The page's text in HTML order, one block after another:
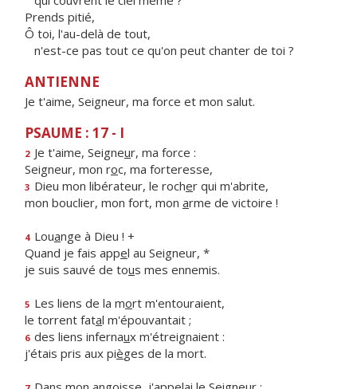
Prends pitié,
Ô toi, l'au-delà de tout,
n'est-ce pas tout ce qu'on peut chanter de toi ?
ANTIENNE
Je t'aime, Seigneur, ma force et mon salut.
PSAUME : 17 - I
2 Je t'aime, Seigneur, ma force :
Seigneur, mon roc, ma forteresse,
3 Dieu mon libérateur, le rocher qui m'abrite,
mon bouclier, mon fort, mon arme de victoire !
4 Louange à Dieu ! +
Quand je fais appel au Seigneur, *
je suis sauvé de tous mes ennemis.
5 Les liens de la mort m'entouraient,
le torrent fatal m'épouvantait ;
6 des liens infernaux m'étreignaient :
j'étais pris aux pièges de la mort.